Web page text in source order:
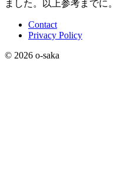
ました。以上参考までに。
Contact
Privacy Policy
© 2026 o-saka